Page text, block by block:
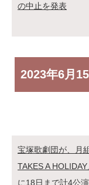
の中止を発表
2023年6月
宝塚歌劇団が、月
TAKES A
に18日まで計4公